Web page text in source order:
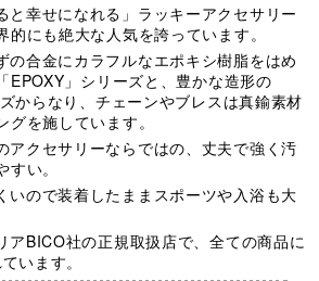
と幸せになれる」ラッキーアクセサリー
的にも絶大な人気を誇っています。
の合金にカラフルなエポキシ樹脂をはめ
EPOXY」シリーズと、豊かな造形の
からなり、チェーンやブレスは真鍮素材
を施しています。
アクセサリーならではの、丈夫で強く汚
い。
いので装着したままスポーツや入浴も大
アBICO社の正規取扱店で、全ての商品に
います。